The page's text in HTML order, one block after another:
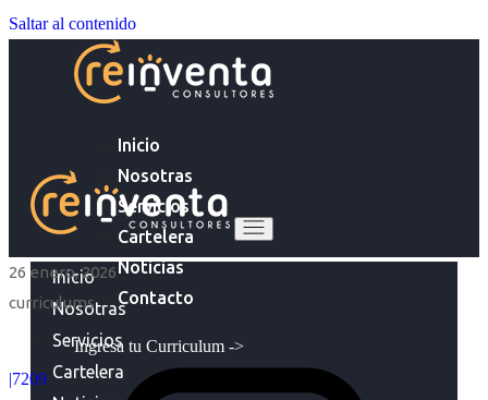
Saltar al contenido
Inicio
Nosotras
Servicios
Cartelera
Noticias
Contacto
Ingresa tu Curriculum ->
Inicio
Nosotras
Servicios
Cartelera
26 enero, 2026
curriculums
|7209